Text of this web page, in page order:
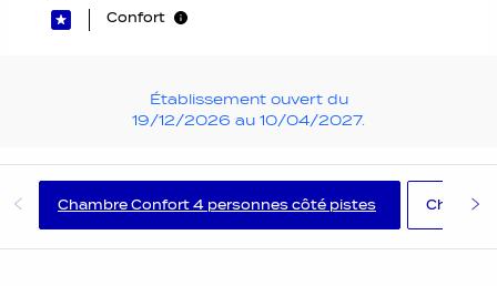
Confort
Établissement ouvert du
19/12/2026 au 10/04/2027.
Chambre Confort 4 personnes côté pistes